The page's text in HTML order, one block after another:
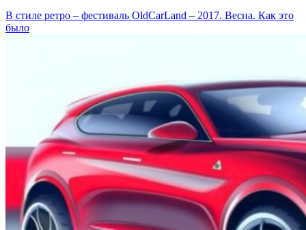
В стиле ретро – фестиваль OldCarLand – 2017. Весна. Как это
было